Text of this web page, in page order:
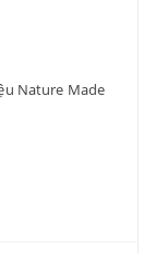
Nature Made